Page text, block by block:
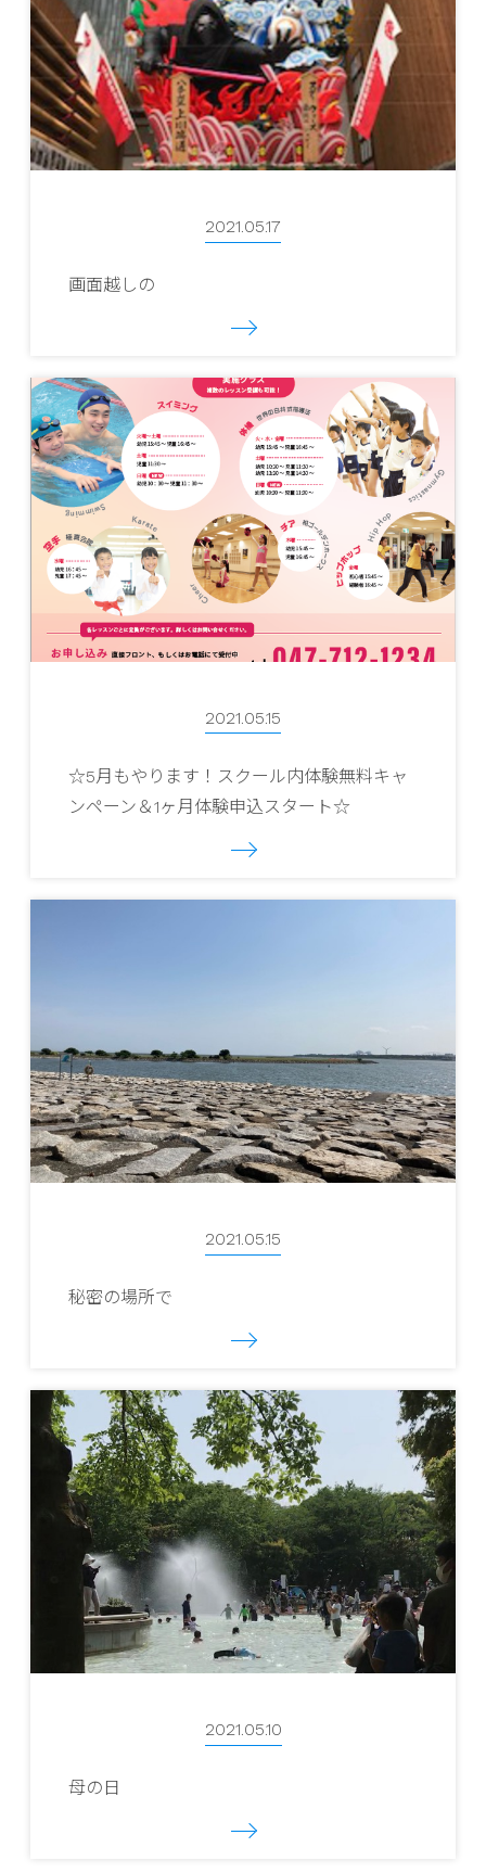
2021.05.17
画面越しの
2021.05.15
☆5月もやります！スクール内体験無料キャ
ンペーン＆1ヶ月体験申込スタート☆
2021.05.15
秘密の場所で
2021.05.10
母の日